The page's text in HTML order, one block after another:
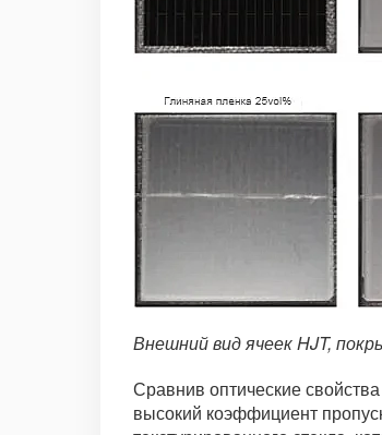
Внешний вид ячеек HJT,
Сравнив оптические
высокий коэффициент